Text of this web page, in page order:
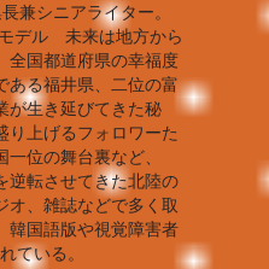
兼シニアライター。
デル 未来は地方から
全国都道府県の幸福度
ある福井県、二位の富
が生き延びてきた秘
り上げるフォロワーた
位の舞台裏など、
逆転させてきた北陸の
オ、雑誌などで多く取
韓国語版や視覚障害者
ている。